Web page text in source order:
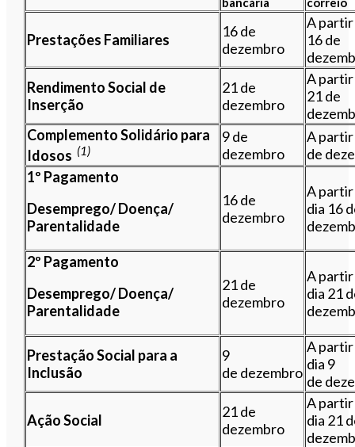
Prestações Familiares
​16 de
dezembro
A partir
16 de
Rendimento Social de
Inserção
​21 de
dezembro
A partir
21 de
Complemento Solidário para
Idosos (1)
9 de
dezembro
A partir
de
1º Pagamento
Desemprego/ Doença/
Parentalidade
16 de
dezembro
A
dia 16
2º Pagamento
Desemprego/ Doença/
Parentalidade
​21 de
dezembro
A
dia ​21
Prestação Social para a
Inclusão
9
de dezembro
A
dia 9
de
Ação Social
21 de
dezembro
A
dia 21